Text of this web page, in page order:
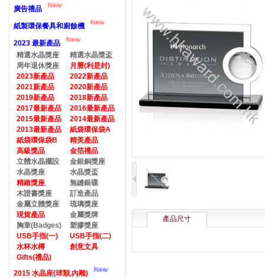
廣告禮品 New
紙製環保餐具和廚餘機 New
2023 最新產品
New
精選水晶獎座
精選水晶獎盃
周年退休獎座
月曆(利是封)
2023新產品
2022新產品
2021新產品
2020新產品
2019新產品
2018新產品
2017最新產品
2016最新產品
2015最新產品
2014最新產品
2013最新產品
紙袋環保袋A
紙袋環保袋B
精美產品
高級獎品
金箔禮品
立體水晶擺設
金銀銅獎座
水晶獎座
水晶獎盃
精緻獎座
無縫銀碟
木證書獎座
訂造產品
金屬立體獎座
琉璃獎座
現貨產品
金屬獎牌
胸章(Badges)
塑膠獎座
USB手指(一)
USB手指(二)
水杯水樽
創意文具
Gifts(禮品)
2015 水晶座(球類,內雕)
New
產品尺寸